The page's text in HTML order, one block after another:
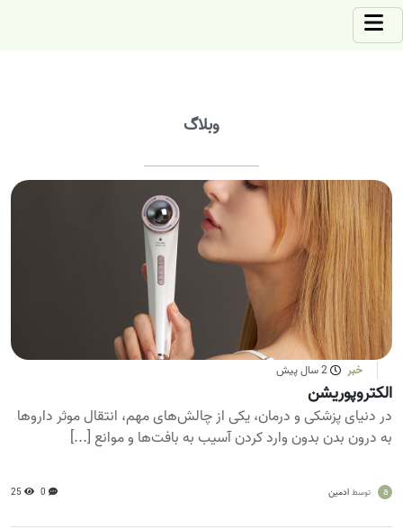
وبلاگ
خبر 2 سال پیش
الکتروپوریشن
در دنیای پزشکی و درمان، یکی از چالش‌های مهم، انتقال موثر داروها
به درون بدن بدون وارد کردن آسیب به بافت‌ها و موانع [...]
a توسط ادمین 0
25